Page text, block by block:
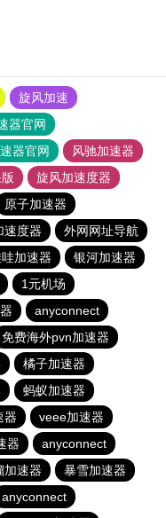
旋风加速
器官网
器官网
风驰加速器
旋风加速度器
原子加速器
速度器
外网网址导航
加速器
银河加速器
1元机场
anyconnect
免费海外pvn加速器
橘子加速器
蚂蚁加速器
器
veee加速器
器
anyconnect
加速器
暴雪加速器
anyconnect